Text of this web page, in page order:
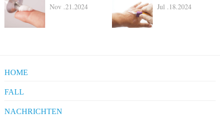
Nov .21.2024 Jul .18.2024
HOME
FALL
Pharmaceuticals
NACHRICHTEN